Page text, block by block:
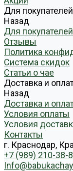
Для покупателей
Назад
Для покупателей
Отзывы
Политика
Система скидок
Статьи о чае
Доставка и
Назад
Доставка и
Условия оплаты
Условия
Контакты
г. Краснодар,
+7 (989) 210-38-